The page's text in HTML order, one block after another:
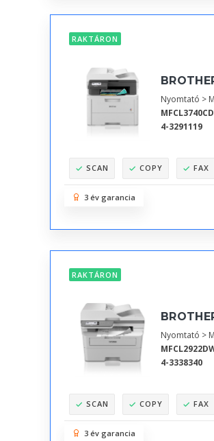
RAKTÁRON
Nyomtató >
4-3291119
SCAN COPY FAX
3 év garancia
RAKTÁRON
Nyomtató >
4-3338340
SCAN COPY FAX
3 év garancia